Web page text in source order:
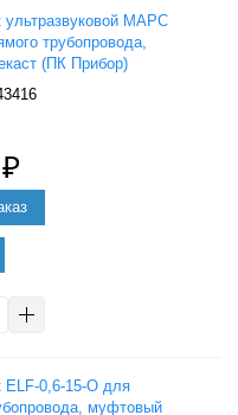
ультразвуковой МАРС
трубопровода,
(ПК Прибор)
₽
ELF-0,6-15-О для
муфтовый